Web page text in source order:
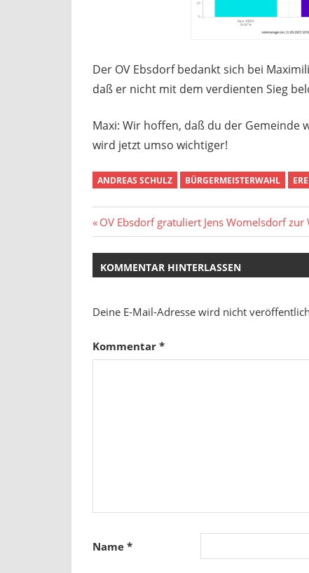
Der OV Ebsdorf bedankt sich bei
daß er nicht mit dem verdienten Sieg
Maxi: Wir hoffen, daß du der Gemeinde
wird jetzt umso wichtiger!
ANDREAS SCHULZ BÜRGERMEISTERWAHL
Beitragsnavigation
Vorheriger
Beitrag:
OV Ebsdorf gratuliert Jens Womelsdorf zur
KOMMENTAR HINTERLASSEN
Deine E-Mail-Adresse wird nicht
Kommentar *
Name *